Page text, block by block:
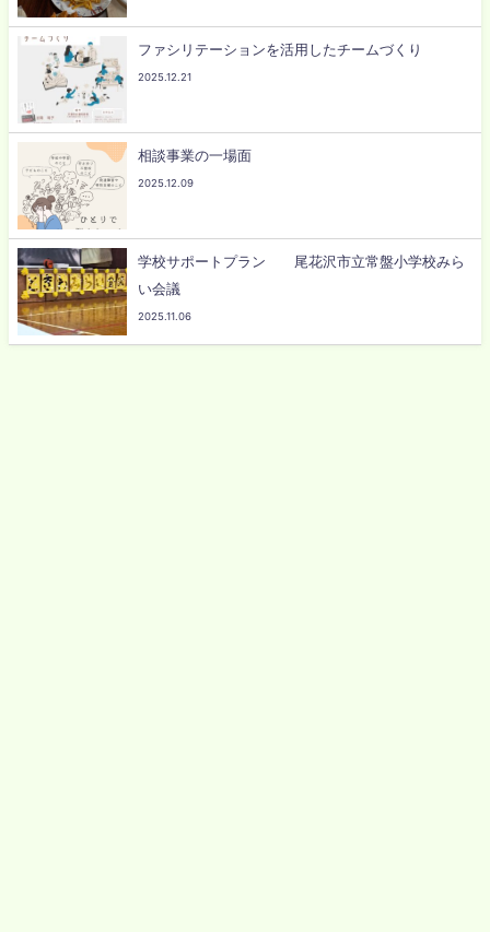
ファシリテーションを活用したチームづくり
2025.12.21
相談事業の一場面
2025.12.09
学校サポートプラン 尾花沢市立常盤小学校みら
い会議
2025.11.06